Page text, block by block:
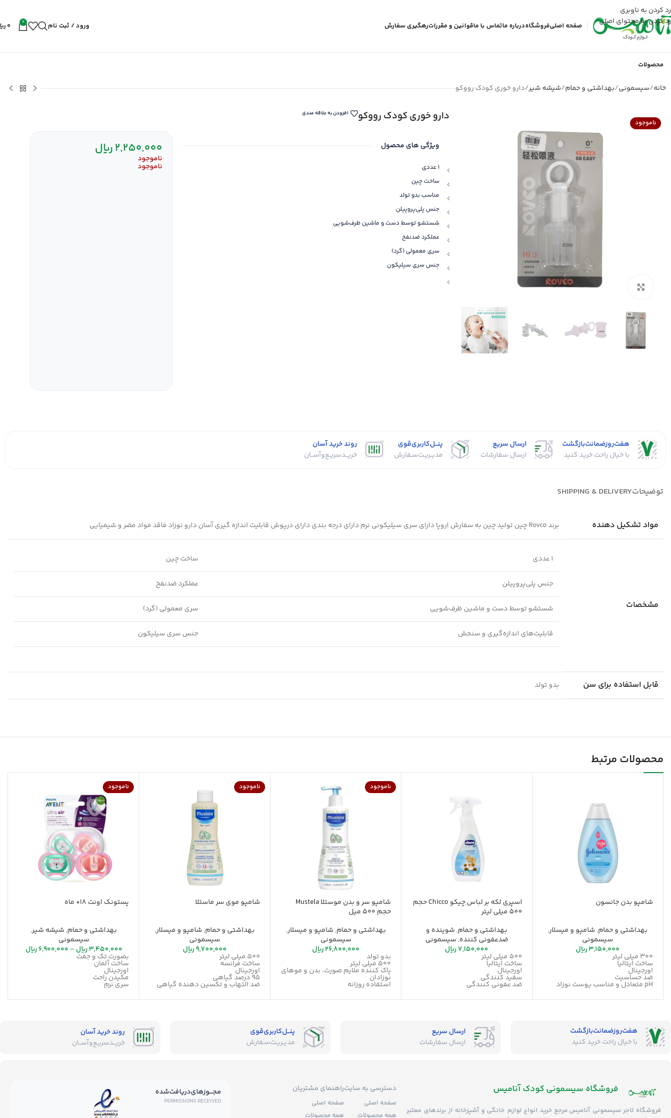
رد کردن به ناوبری
رد کردن به محتوای اصلی
صفحه اصلیفروشگاهدرباره ماتماس با ماقوانین و مقرراترهگیری سفارش ورود / ثبت نام 0
0
محصولات
خانه سیسمونی بهداشتی و حمام شیشه شیر دارو خوری کودک رووکو
ناموجود
بزرگنمایی تصویر
دارو خوری کودک رووکو افزودن به علاقه مندی
ویژگی های محصول
1 عددی
ساخت چین
مناسب بدو تولد
جنس پلی‌پروپیلن
شستشو توسط دست و ماشین ظرف‌شویی
عملکرد ضدنفخ
سری معمولی (گرد)
جنس سری سیلیکون
2,250,000ریال
ناموجود
ناموجود
هفت‌روز‌ضمانت‌بازگشت
با خیال راحت خرید کنید
ارسال سریع
ارسال سفارشات
پنــل‌کاربری‌قوی
مدیــریـت‌سـفارش
روند خرید آسان
خریــد‌سریـع‌و‌آســان
توضیحاتSHIPPING & DELIVERY
مواد تشکیل دهنده برند Rovco چین تولید چین به سفارش اروپا دارای سری سیلیکونی نرم دارای درجه بندی دارای درپوش قابلیت اندازه گیری آسان دارو نوزاد فاقد مواد مضر و شیمیایی
مشخصات
1 عددی ساخت چین
جنس پلی‌پروپیلن عملکرد ضدنفخ
شستشو توسط دست و ماشین ظرف‌شویی سری معمولی (گرد)
قابلیت‌های اندازه‌گیری و سنجش جنس سری سیلیکون
قابل استفاده برای سن بدو تولد
محصولات مرتبط
شامپو بدن جانسون
بهداشتی و حمام, شامپو و میسلار,
سیسمونی
3,150,000ریال
300 میلی لیتر
ساخت ایتالیا
اورجینال
ضد حساسیت
pH متعادل و مناسب پوست نوزاد
تایید شده توسط متخصص اطفال
بدون ایجاد عارضه خشکی پوست نوزاد
آلرژی برای کودک
تایید شده توسط متخصص پوست
اسپری لکه بر لباس چیکو Chicco حجم
500 میلی لیتر
بهداشتی و حمام, شوینده و
ضدعفونی کننده, سیسمونی
7,150,000ریال
500 میلی لیتر
ساخت ایتالیا
اورجینال
سفید کنندگی
ضد عفونی کنندگی
ناموجود
شامپو سر و بدن موستلا Mustela
حجم 500 میل
بهداشتی و حمام, شامپو و میسلار,
سیسمونی
26,800,000ریال
بدو تولد
500 میلی لیتر
پاک کننده ملایم صورت، بدن و موهای
نوزادان
استفاده روزانه
تسکین اثرات خشکی حمام
ساخت فرانسه
ناموجود
شامپو موی سر ماستلا
بهداشتی و حمام, شامپو و میسلار,
سیسمونی
9,700,000ریال
500 میلی لیتر
ساخت فرانسه
اورجینال
95 درصد گیاهی
ضد التهاب و تکسین دهنده گیاهی
رطوبت رسان
قابل استفاده برای بزرگسالان
ناموجود
پستونک اونت 18+ ماه
بهداشتی و حمام, شیشه شیر,
سیسمونی
3,450,000ریال–
6,900,000ریال
بصورت تک و جفت
ساخت آلمان
اورجینال
مکیدن راحت
سری نرم
قابلیت گردش هوا
هفت‌روز‌ضمانت‌بازگشت
با خیال راحت خرید کنید
ارسال سریع
ارسال سفارشات
پنــل‌کاربری‌قوی
مدیــریـت‌سـفارش
روند خرید آسان
خریــد‌سریـع‌و‌آســان
فروشگاه‌ سیسمونی کودک آنامیس
فروشگاه تاجر سیسمونی آنامیس مرجع خرید انواع لوازم خانگی و آشپزخانه از برندهای معتبر
دسترسی به سایت
صفحه اصلی
همه محصولات
راهنمای مشتریان
صفحه اصلی
همه محصولات
مجـــوز‌های‌دریافت‌شده
PERMISSIONS RECEIVED